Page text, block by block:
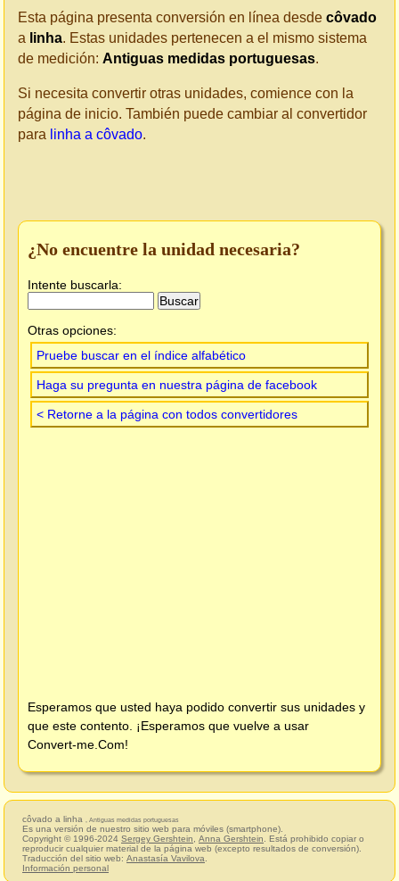
Esta página presenta conversión en línea desde côvado
a linha. Estas unidades pertenecen a el mismo sistema
de medición: Antiguas medidas portuguesas.
Si necesita convertir otras unidades, comience con la
página de inicio. También puede cambiar al convertidor
para linha a côvado.
¿No encuentre la unidad necesaria?
Intente buscarla:
Otras opciones:
Pruebe buscar en el índice alfabético
Haga su pregunta en nuestra página de facebook
< Retorne a la página con todos convertidores
Esperamos que usted haya podido convertir sus unidades y
que este contento. ¡Esperamos que vuelve a usar
Convert-me.Com!
côvado a linha , Antiguas medidas portuguesas
Es una versión de nuestro sitio web para móviles (smartphone).
Copyright © 1996-2024 Sergey Gershtein Anna Gershtein . Está prohibido copiar o
reproducir cualquier material de la página web (excepto resultados de conversión).
Traducción del sitio web: Anastasía Vavilova
Información personal